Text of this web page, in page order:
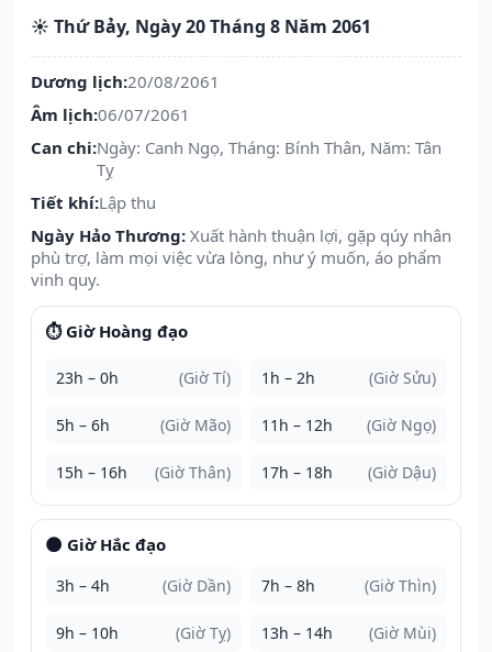
☀️ Thứ Bảy, Ngày 20 Tháng 8 Năm 2061
Dương lịch:20/08/2061
Âm lịch:06/07/2061
Can chi:Ngày: Canh Ngọ, Tháng: Bính Thân, Năm: Tân
Tỵ
Tiết khí:Lập thu
Ngày Hảo Thương: Xuất hành thuận lợi, gặp qúy nhân
phù trợ, làm mọi việc vừa lòng, như ý muốn, áo phẩm
vinh quy.
⏱️ Giờ Hoàng đạo
23h – 0h (Giờ Tí) 1h – 2h (Giờ Sửu)
5h – 6h (Giờ Mão) 11h – 12h (Giờ Ngọ)
15h – 16h (Giờ Thân) 17h – 18h (Giờ Dậu)
🌑 Giờ Hắc đạo
3h – 4h (Giờ Dần) 7h – 8h (Giờ Thìn)
9h – 10h (Giờ Tỵ) 13h – 14h (Giờ Mùi)